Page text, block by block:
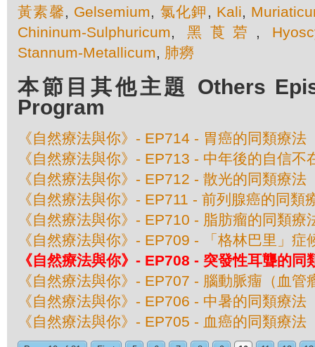
黃素馨, Gelsemium, 氯化鉀 , Kali,
Chininum-Sulphuricum,黑莨菪 ,
Stannum-Metallicum, 肺癆
本節目其他主題 Others
Program
《自然療法與你》- EP714 - 胃癌的同類療法
《自然療法與你》- EP713 - 中年後的自信不
《自然療法與你》- EP712 - 散光的同類療法
《自然療法與你》- EP711 - 前列腺癌的同類
《自然療法與你》- EP710 - 脂肪瘤的同類療
《自然療法與你》- EP709 - 「格林巴里」症
《自然療法與你》- EP708 - 突發性耳聾的同
《自然療法與你》- EP707 - 腦動脈癅（血管
《自然療法與你》- EP706 - 中暑的同類療法
《自然療法與你》- EP705 - 血癌的同類療法